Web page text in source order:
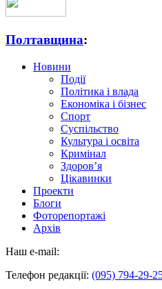
Полтавщина:
Новини
Події
Політика і влада
Економіка і бізнес
Спорт
Суспільство
Культура і освіта
Кримінал
Здоров’я
Цікавинки
Проекти
Блоги
Фоторепортажі
Архів
Наш e-mail:
Телефон редакції: (095) 794-29-